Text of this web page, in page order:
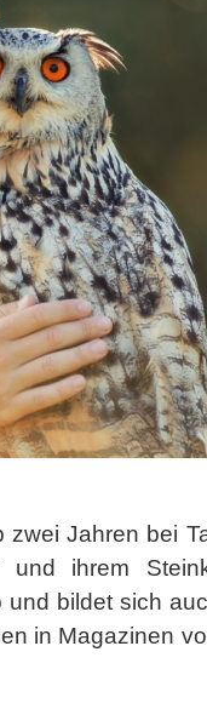
Jahren bei
ihrem
bildet sich
in Magazinen